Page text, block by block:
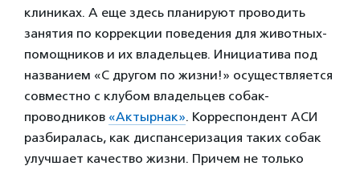
клиниках. А еще здесь планируют проводить
занятия по коррекции поведения для животных-
помощников и их владельцев. Инициатива под
названием «С другом по жизни!» осуществляется
совместно с клубом владельцев собак-
проводников «Актырнак». Корреспондент АСИ
разбиралась, как диспансеризация таких собак
улучшает качество жизни. Причем не только